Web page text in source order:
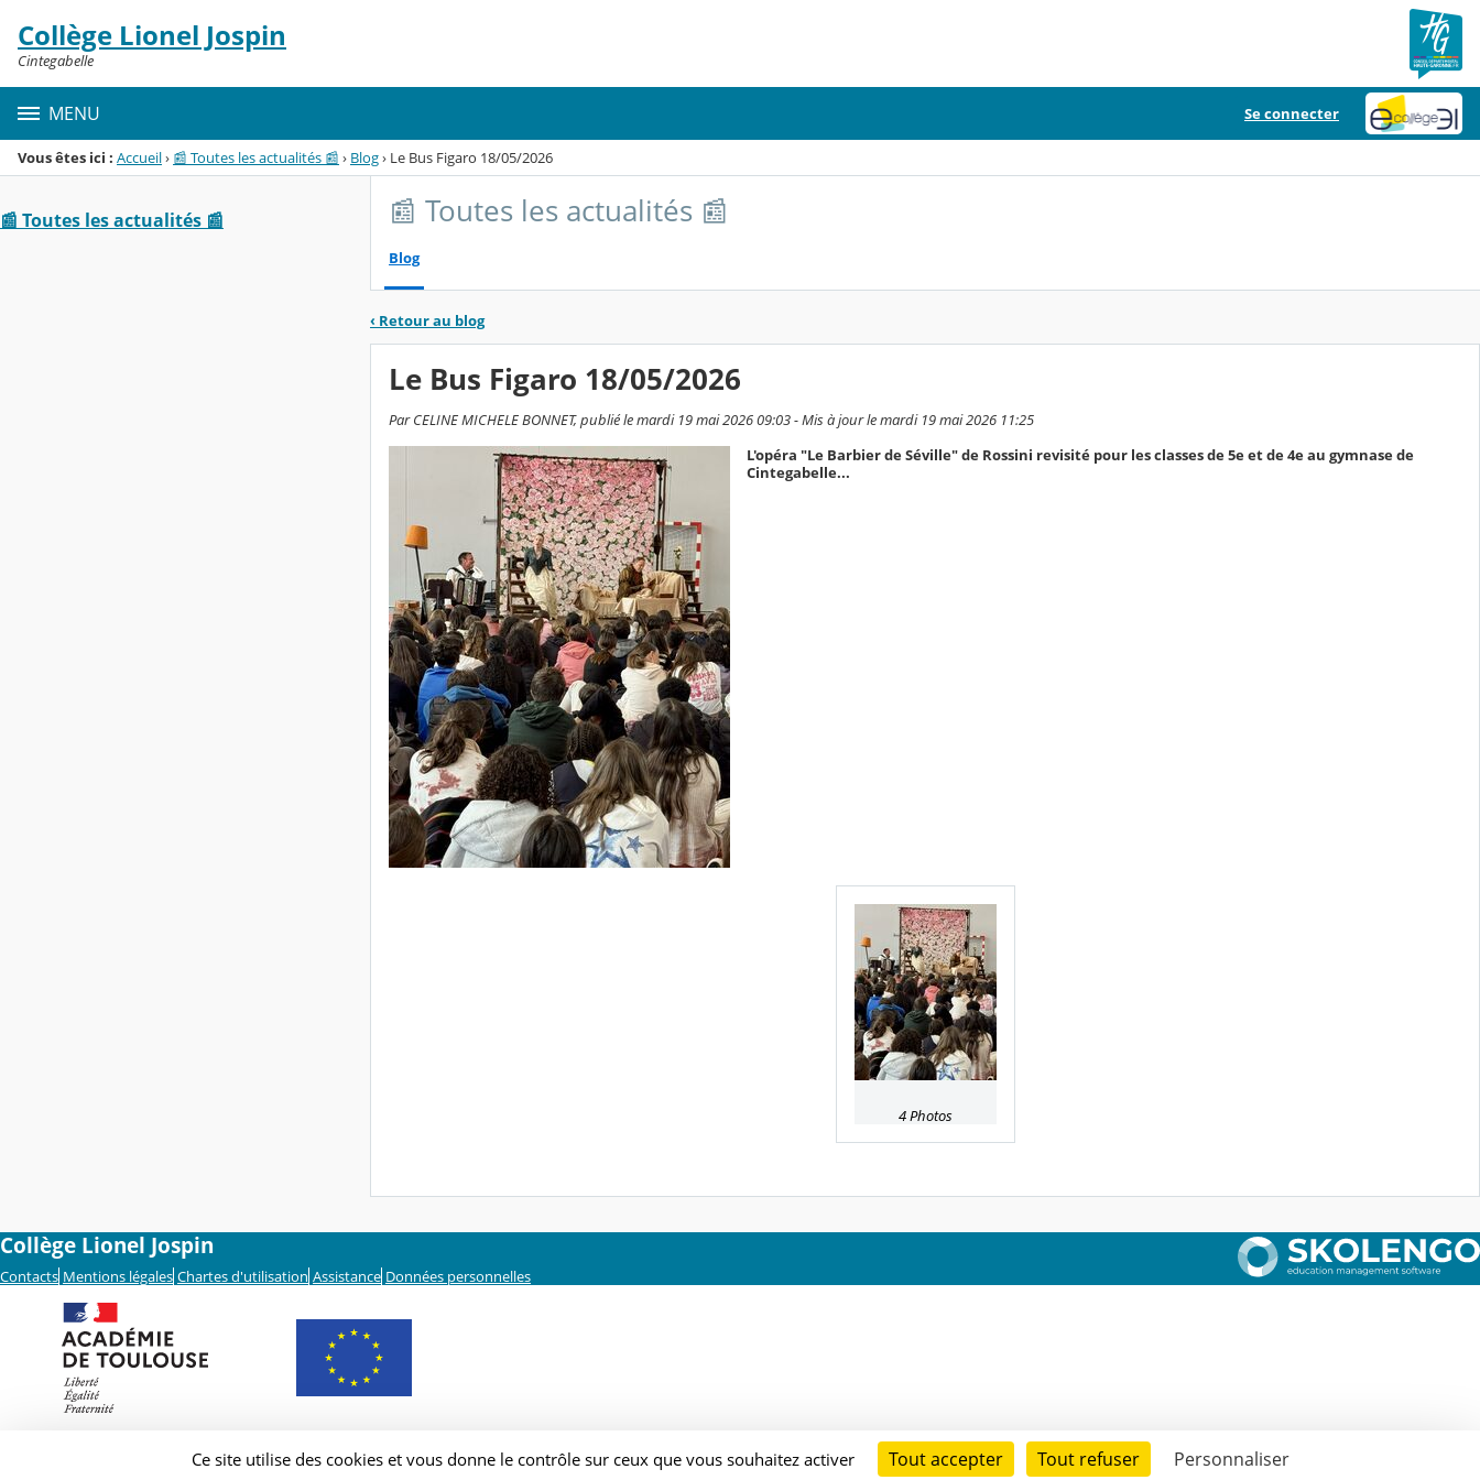
Menu de la rubrique
Contenu
Collège Lionel Jospin
Cintegabelle
MENU Se connecter
Vous êtes ici : Accueil› 📰 Toutes les actualités 📰 › Blog› Le Bus Figaro 18/05/2026
📰 Toutes les actualités 📰 📰 Toutes les actualités 📰
Blog
‹ Retour au blog
Le Bus Figaro 18/05/2026
Par CELINE MICHELE BONNET, publié le mardi 19 mai 2026 09:03 - Mis à jour le mardi 19 mai 2026 11:25
L'opéra "Le Barbier de Séville" de Rossini revisité pour les classes de 5e et de 4e au gymnase de
Cintegabelle...
4 Photos
Collège Lionel Jospin
Contacts Mentions légales Chartes d'utilisation Assistance Données personnelles
Ce site utilise des cookies et vous donne le contrôle sur ceux que vous souhaitez activer Tout accepter Tout refuser Personnaliser